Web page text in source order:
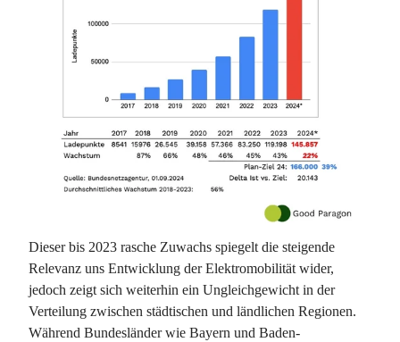
Dieser bis 2023 rasche Zuwachs spiegelt die steigende
Relevanz uns Entwicklung der Elektromobilität wider,
jedoch zeigt sich weiterhin ein Ungleichgewicht in der
Verteilung zwischen städtischen und ländlichen Regionen.
Während Bundesländer wie Bayern und Baden-